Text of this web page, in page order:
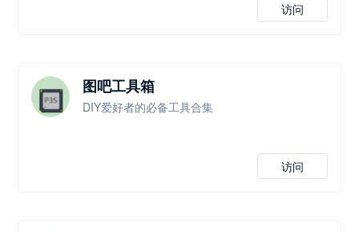
访问
图吧工具箱
DIY爱好者的必备工具合集
访问